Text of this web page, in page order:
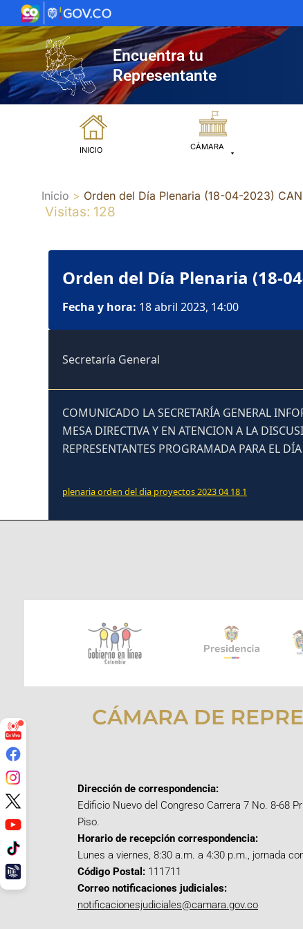
al
contenido
Encuentra tu
Representante
INICIO CÁMARA
Inicio Orden del Día Plenaria (18-04-2023)
Visitas: 128
Orden del Día Plenaria (18-
Fecha y hora: 18 abril 2023, 14:00
Secretaría General
COMUNICADO LA SECRETARÍA GENERAL
MESA DIRECTIVA Y EN ATENCION A LA
REPRESENTANTES PROGRAMADA PARA EL
plenaria orden del dia proyectos 2023 04 18 1
CÁMARA DE
Dirección de correspondencia:
Edificio Nuevo del Congreso Carrera 7 No. 8-68
Piso.
Horario de recepción correspondencia:
Lunes a viernes, 8:30 a.m. a 4:30 p.m., jornada
Código Postal: 111711
Correo notificaciones judiciales:
notificacionesjudiciales@camara.gov.co